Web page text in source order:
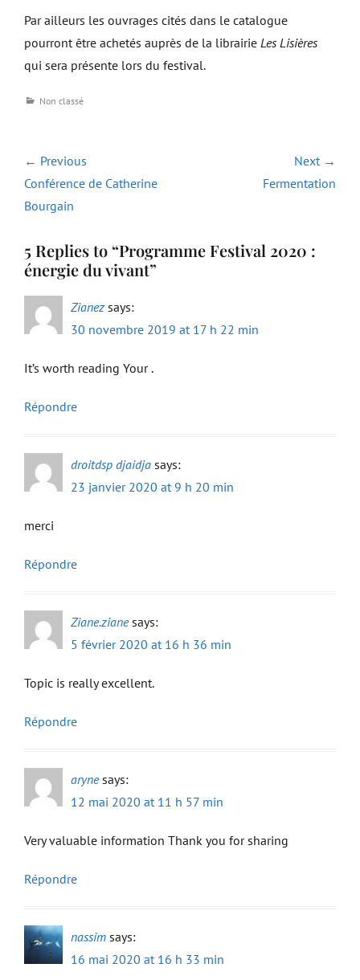
Par ailleurs les ouvrages cités dans le catalogue
pourront être achetés auprès de la librairie Les Lisières
qui sera présente lors du festival.
Categories
Non classé
Navigation
de
l’article
← Previous
Previous
post:
Conférence de Catherine
Bourgain
Next →
Fermentation
5 Replies to “Programme Festival 2020 :
énergie du vivant”
Zianez says:
30 novembre 2019 at 17 h 22 min
It’s worth reading Your .
Répondre
droitdsp djaidja says:
23 janvier 2020 at 9 h 20 min
merci
Répondre
Ziane.ziane says:
5 février 2020 at 16 h 36 min
Topic is really excellent.
Répondre
aryne says:
12 mai 2020 at 11 h 57 min
Very valuable information Thank you for sharing
Répondre
nassim says:
16 mai 2020 at 16 h 33 min